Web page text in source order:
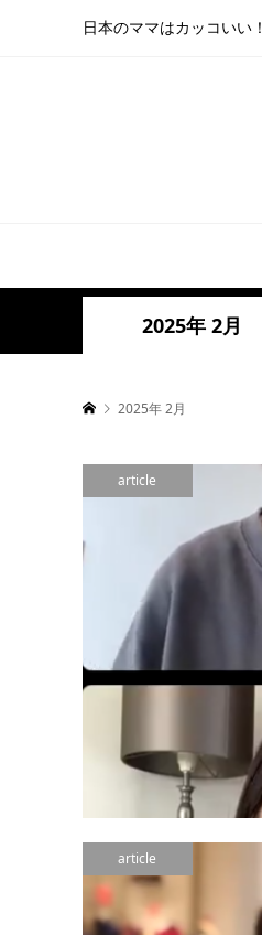
日本のママはカッコいい！
2025年 2月
2025年 2月
article
article